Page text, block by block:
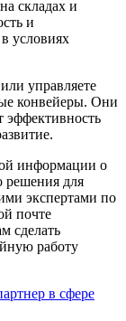
складах и
и
условиях
управляете
конвейеры. Они
эффективность
информации о
решения для
экспертами по
почте
сделать
работу
в сфере